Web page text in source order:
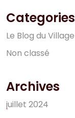
Categories
Le Blog du Village
Non classé
Archives
juillet 2024